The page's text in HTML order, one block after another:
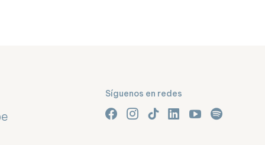
Síguenos en redes